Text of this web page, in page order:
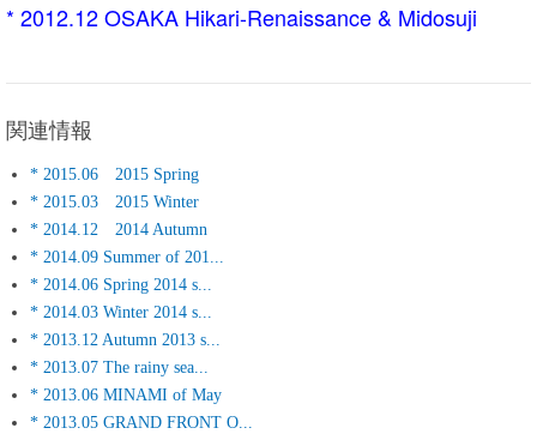
* 2012.12OSAKA Hikari-Renaissance & Midosuji
関連情報
* 2015.06 2015 Spring
* 2015.03 2015 Winter
* 2014.12 2014 Autumn
* 2014.09 Summer of 201...
* 2014.06 Spring 2014 s...
* 2014.03 Winter 2014 s...
* 2013.12 Autumn 2013 s...
* 2013.07 The rainy sea...
* 2013.06 MINAMI of May
* 2013.05 GRAND FRONT O...